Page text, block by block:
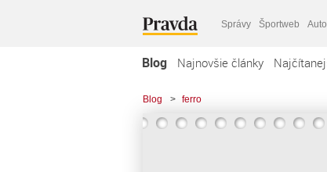
Správy Športweb Auto
Blog Najnovšie články
Blog > ferro